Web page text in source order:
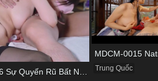
Trung Quốc